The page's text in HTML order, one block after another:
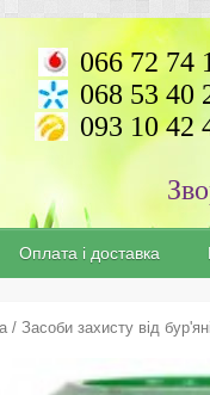
066 72 74
068 53 40
093 10 42
Оплата і доставка
/ Засоби захисту від